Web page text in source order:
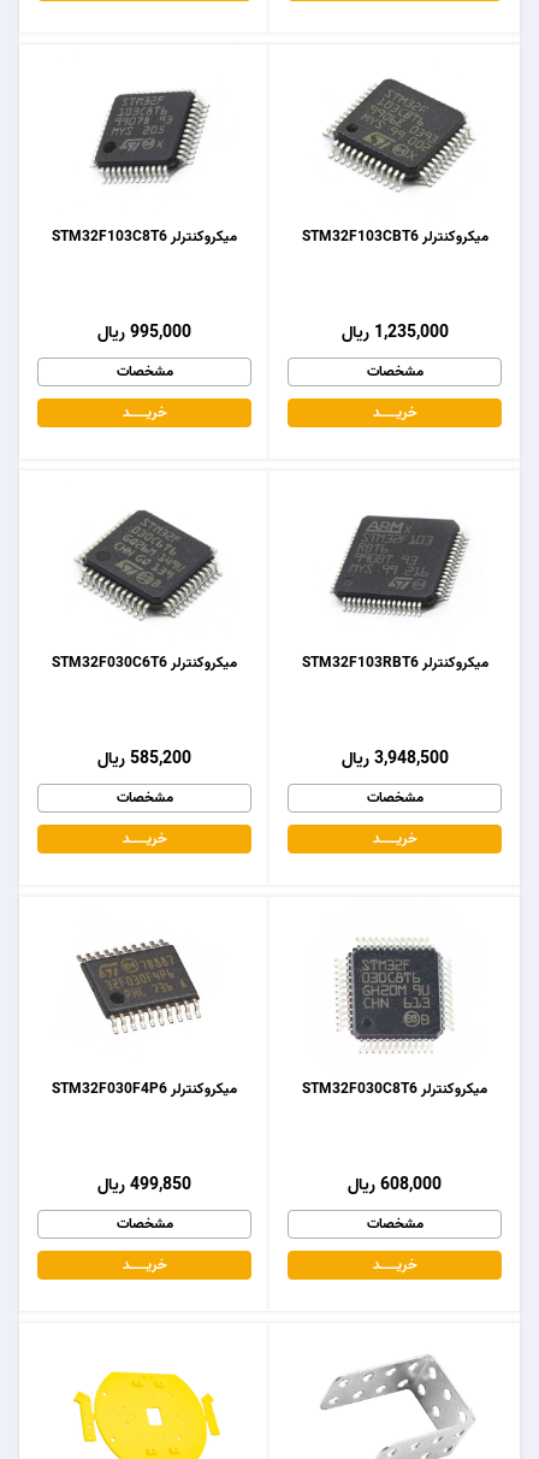
میکروکنترلر STM32F103C8T6
995,000 ریال
مشخصات
خریـــــــد
میکروکنترلر STM32F103CBT6
1,235,000 ریال
مشخصات
خریـــــــد
میکروکنترلر STM32F030C6T6
585,200 ریال
مشخصات
خریـــــــد
میکروکنترلر STM32F103RBT6
3,948,500 ریال
مشخصات
خریـــــــد
میکروکنترلر STM32F030F4P6
499,850 ریال
مشخصات
خریـــــــد
میکروکنترلر STM32F030C8T6
608,000 ریال
مشخصات
خریـــــــد